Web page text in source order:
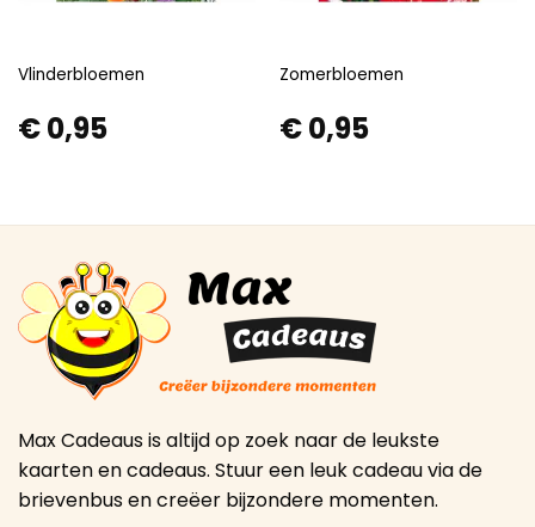
Vlinderbloemen
€0,95
Zomerbloemen
€0,95
Max Cadeaus is altijd op zoek naar de leukste
kaarten en cadeaus. Stuur een leuk cadeau via de
brievenbus en creëer bijzondere momenten.